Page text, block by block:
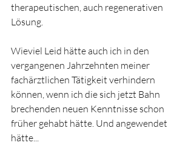
therapeutischen, auch regenerativen
Lösung.
Wieviel Leid hätte auch ich in den
vergangenen Jahrzehnten meiner
fachärztlichen Tätigkeit verhindern
können, wenn ich die sich jetzt Bahn
brechenden neuen Kenntnisse schon
früher gehabt hätte. Und angewendet
hätte...